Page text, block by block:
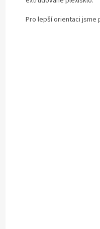
Pro lepší orientaci jsme